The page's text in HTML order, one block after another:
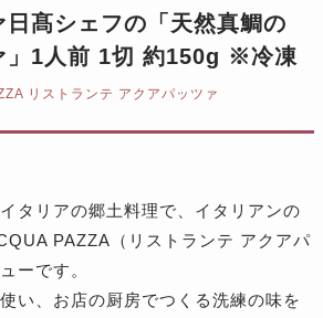
日髙シェフの「天然真鯛の
」1人前 1切 約150g ※冷凍
リストランテ アクアパッツァ
タリアの郷土料理で、イタリアンの
PAZZA（リストランテ アクアパ
ーです。
い、お店の厨房でつくる洗練の味を